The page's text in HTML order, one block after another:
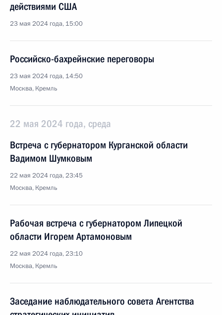
действиями США
23 мая 2024 года, 15:00
Российско-бахрейнские переговоры
23 мая 2024 года, 14:50
Москва, Кремль
22 мая 2024 года, среда
Встреча с губернатором Курганской области
Вадимом Шумковым
22 мая 2024 года, 23:45
Москва, Кремль
Рабочая встреча с губернатором Липецкой
области Игорем Артамоновым
22 мая 2024 года, 23:10
Москва, Кремль
Заседание наблюдательного совета Агентства